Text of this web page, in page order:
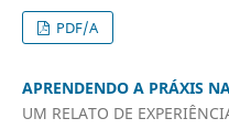
PDF/A
APRENDENDO A PRÁXIS
UM RELATO DE